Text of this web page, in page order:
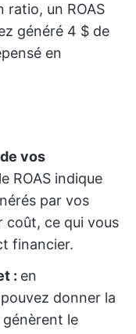
ratio, un ROAS
généré 4 $ de
en
vos
le ROAS indique
par vos
coût, ce qui vous
financier.
: en
donner la
le